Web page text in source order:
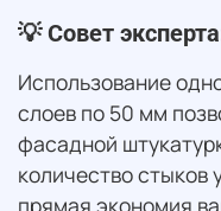
💡 Совет
Использование
слоев по 50 мм
фасадной
количество стыков
прямая экономия